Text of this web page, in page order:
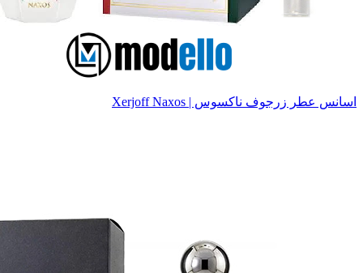
اسانس عطر زرجوف ناکسوس | Xerjoff Naxos